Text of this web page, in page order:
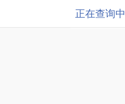
正在查询中